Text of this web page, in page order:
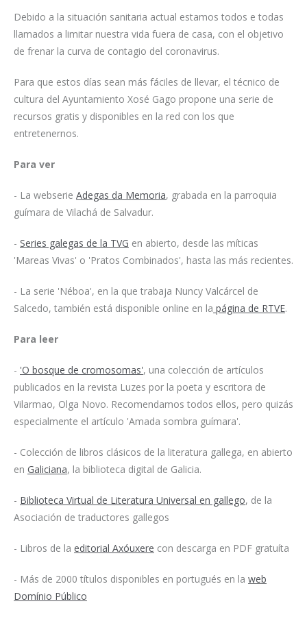
Debido a la situación sanitaria actual estamos todos e todas
llamados a limitar nuestra vida fuera de casa, con el objetivo
de frenar la curva de contagio del coronavirus.
Para que estos días sean más fáciles de llevar, el técnico de
cultura del Ayuntamiento Xosé Gago propone una serie de
recursos gratis y disponibles en la red con los que
entretenernos.
Para ver
- La webserie Adegas da Memoria, grabada en la parroquia
guímara de Vilachá de Salvadur.
- Series galegas de la TVG en abierto, desde las míticas
'Mareas Vivas' o 'Pratos Combinados', hasta las más recientes.
- La serie 'Néboa', en la que trabaja Nuncy Valcárcel de
Salcedo, también está disponible online en la página de RTVE.
Para leer
- 'O bosque de cromosomas', una colección de artículos
publicados en la revista Luzes por la poeta y escritora de
Vilarmao, Olga Novo. Recomendamos todos ellos, pero quizás
especialmente el artículo 'Amada sombra guímara'.
- Colección de libros clásicos de la literatura gallega, en abierto
en Galiciana, la biblioteca digital de Galicia.
- Biblioteca Virtual de Literatura Universal en gallego, de la
Asociación de traductores gallegos
- Libros de la editorial Axóuxere con descarga en PDF gratuíta
- Más de 2000 títulos disponibles en portugués en la web
Domínio Público